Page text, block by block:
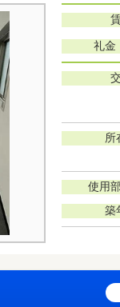
礼金
所
使用
築